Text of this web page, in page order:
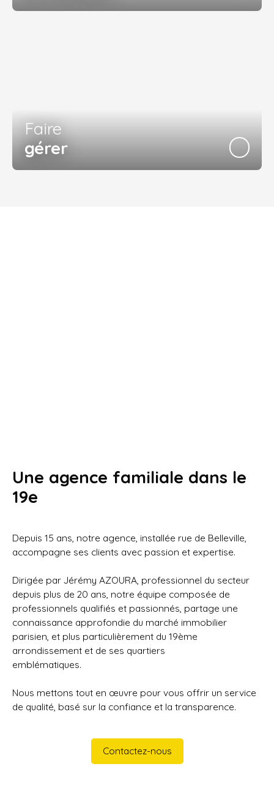
Faire
gérer
Une agence familiale dans le
19e
Depuis 15 ans, notre agence, installée rue de Belleville,
accompagne ses clients avec passion et expertise.
Dirigée par Jérémy AZOURA, professionnel du secteur
depuis plus de 20 ans, notre équipe composée de
professionnels qualifiés et passionnés, partage une
connaissance approfondie du marché immobilier
parisien, et plus particulièrement du 19ème
arrondissement et de ses quartiers
emblématiques.
Nous mettons tout en œuvre pour vous offrir un service
de qualité, basé sur la confiance et la transparence.
Contactez-nous